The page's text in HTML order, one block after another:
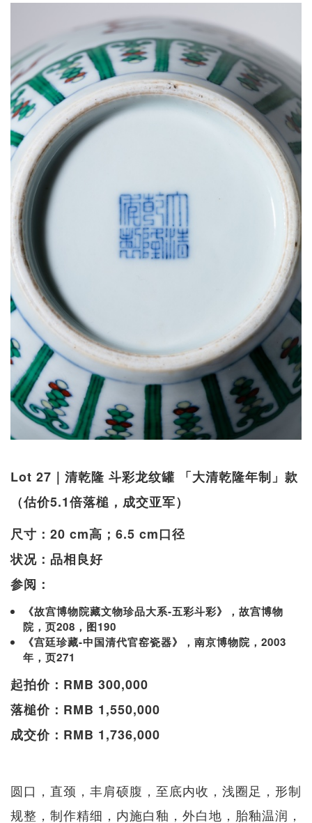
Lot 27｜清乾隆 斗彩龙纹罐 「大清乾隆年制」款
（估价5.1倍落槌，成交亚军）
尺寸：20 cm高；6.5 cm口径
状况：品相良好
参阅：
《故宫博物院藏文物珍品大系-五彩斗彩》，故宫博物
院，页208，图190
《宫廷珍藏-中国清代官窑瓷器》，南京博物院，2003
年，页271
起拍价：RMB 300,000
落槌价：RMB 1,550,000
成交价：RMB 1,736,000
圆口，直颈，丰肩硕腹，至底内收，浅圈足，形制
规整，制作精细，内施白釉，外白地，胎釉温润，